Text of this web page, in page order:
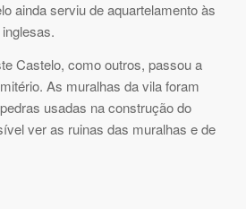
ainda serviu de aquartelamento às
Castelo, como outros, passou a
As muralhas da vila foram
usadas na construção do
ver as ruinas das muralhas e de